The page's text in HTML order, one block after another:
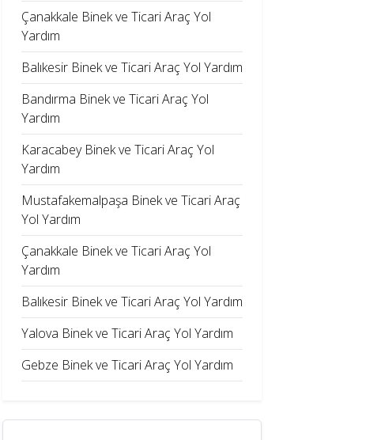
Çanakkale Binek ve Ticari Araç Yol
Yardım
Balıkesir Binek ve Ticari Araç Yol Yardım
Bandırma Binek ve Ticari Araç Yol
Yardım
Karacabey Binek ve Ticari Araç Yol
Yardım
Mustafakemalpaşa Binek ve Ticari Araç
Yol Yardım
Çanakkale Binek ve Ticari Araç Yol
Yardım
Balıkesir Binek ve Ticari Araç Yol Yardım
Yalova Binek ve Ticari Araç Yol Yardım
Gebze Binek ve Ticari Araç Yol Yardım